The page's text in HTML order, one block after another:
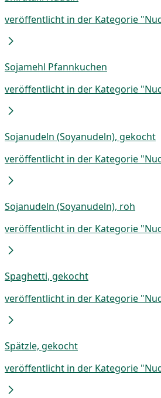
veröffentlicht in der Kategorie
Sojamehl Pfannkuchen
veröffentlicht in der Kategorie
Sojanudeln (Soyanudeln), gekocht
veröffentlicht in der Kategorie
Sojanudeln (Soyanudeln), roh
veröffentlicht in der Kategorie
Spaghetti, gekocht
veröffentlicht in der Kategorie
Spätzle, gekocht
veröffentlicht in der Kategorie